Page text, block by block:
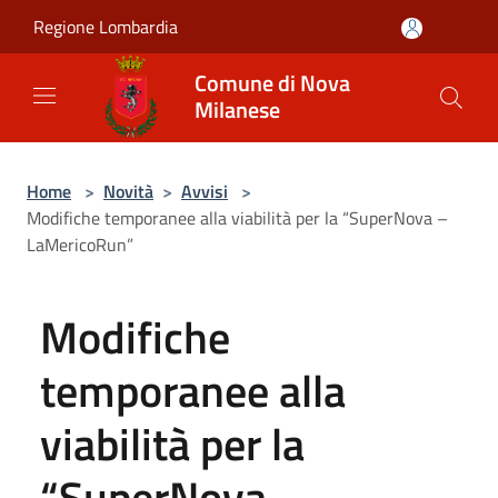
Regione Lombardia
Comune di Nova
Milanese
Home > Novità > Avvisi >
Modifiche temporanee alla viabilità per la “SuperNova –
LaMericoRun”
Modifiche
temporanee alla
viabilità per la